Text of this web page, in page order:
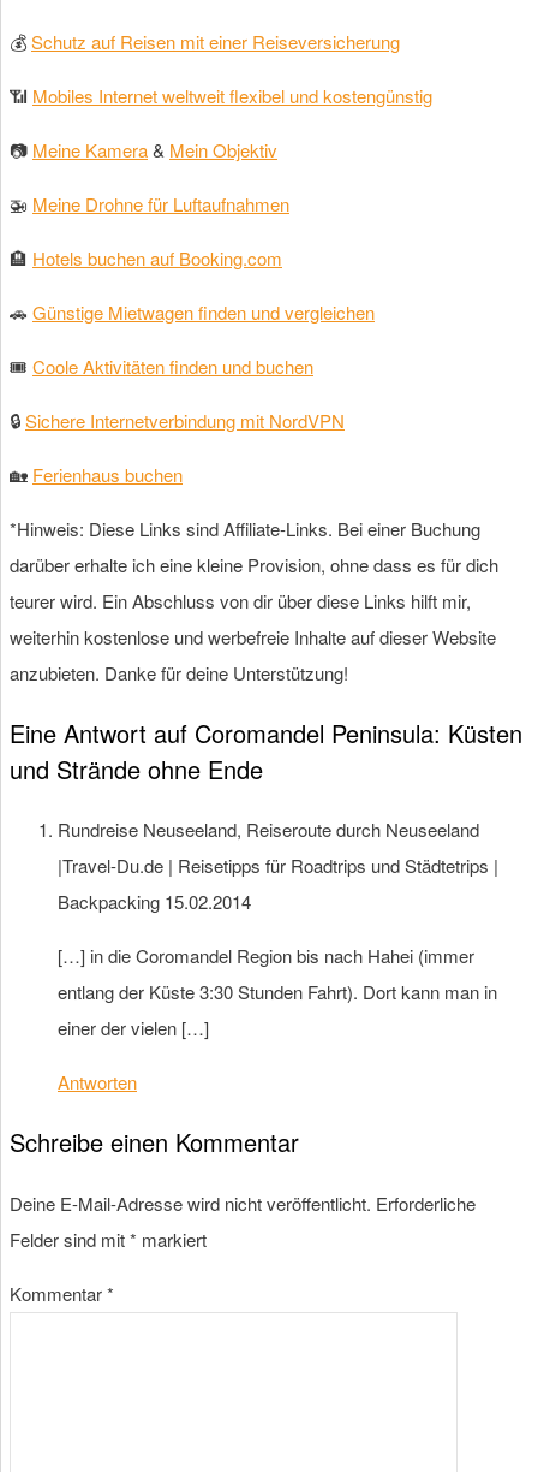
💰Schutz auf Reisen mit einer Reiseversicherung
📶 Mobiles Internet weltweit flexibel und kostengünstig
📷 Meine Kamera& Mein Objektiv
🚁 Meine Drohne für Luftaufnahmen
🏨 Hotels buchen auf Booking.com
🚗 Günstige Mietwagen finden und vergleichen
🎟 Coole Aktivitäten finden und buchen
🔒Sichere Internetverbindung mit NordVPN
🏡 Ferienhaus buchen
*Hinweis: Diese Links sind Affiliate-Links. Bei einer Buchung
darüber erhalte ich eine kleine Provision, ohne dass es für dich
teurer wird. Ein Abschluss von dir über diese Links hilft mir,
weiterhin kostenlose und werbefreie Inhalte auf dieser Website
anzubieten. Danke für deine Unterstützung!
Eine Antwort auf Coromandel Peninsula: Küsten
und Strände ohne Ende
Rundreise Neuseeland, Reiseroute durch Neuseeland
|Travel-Du.de | Reisetipps für Roadtrips und Städtetrips |
Backpacking 15.02.2014
[…] in die Coromandel Region bis nach Hahei (immer
entlang der Küste 3:30 Stunden Fahrt). Dort kann man in
einer der vielen […]
Antworten
Schreibe einen Kommentar
Deine E-Mail-Adresse wird nicht veröffentlicht. Erforderliche
Felder sind mit* markiert
Kommentar*